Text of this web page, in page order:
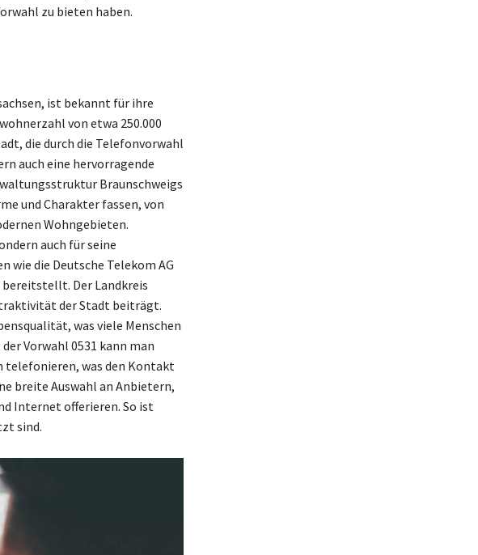
zu bieten haben.
ist bekannt für ihre
von etwa 250.000
die durch die Telefonvorwahl
auch eine hervorragende
Braunschweigs
und Charakter fassen, von
Wohngebieten.
auch für seine
wie die Deutsche Telekom AG
Der Landkreis
der Stadt beiträgt.
was viele Menschen
Vorwahl 0531 kann man
telefonieren, was den Kontakt
breite Auswahl an Anbietern,
Internet offerieren. So ist
sind.